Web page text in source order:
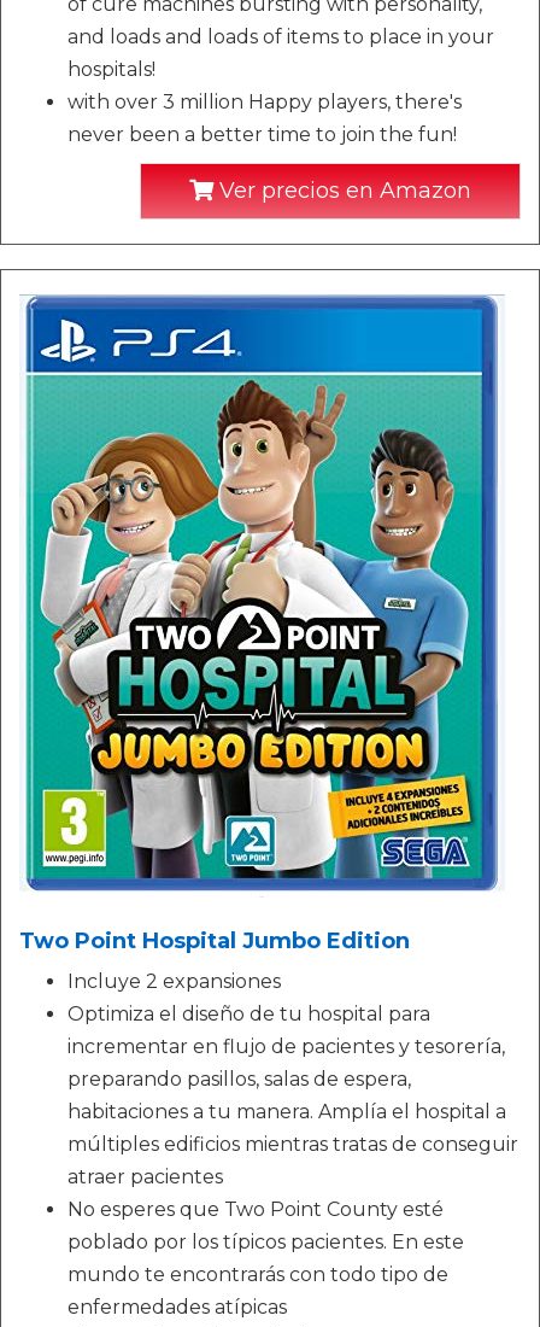
and loads and loads of items to place in your
hospitals!
with over 3 million Happy players, there's
never been a better time to join the fun!
Ver precios en Amazon
Two Point Hospital Jumbo Edition
Incluye 2 expansiones
Optimiza el diseño de tu hospital para
incrementar en flujo de pacientes y tesorería,
preparando pasillos, salas de espera,
habitaciones a tu manera. Amplía el hospital a
múltiples edificios mientras tratas de conseguir
atraer pacientes
No esperes que Two Point County esté
poblado por los típicos pacientes. En este
mundo te encontrarás con todo tipo de
enfermedades atípicas